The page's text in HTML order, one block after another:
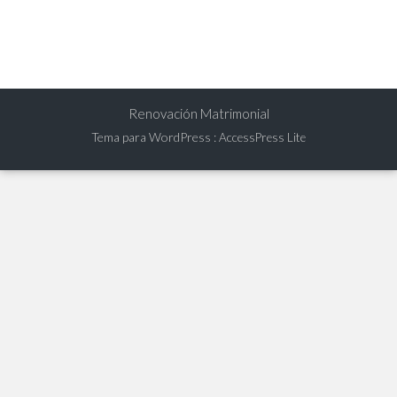
Renovación Matrimonial
Tema para WordPress :AccessPress Lite